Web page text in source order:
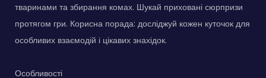
тваринами та збирання комах. Шукай приховані сюрпризи
протягом гри. Корисна порада: досліджуй кожен куточок для
особливих взаємодій і цікавих знахідок.
Особливості